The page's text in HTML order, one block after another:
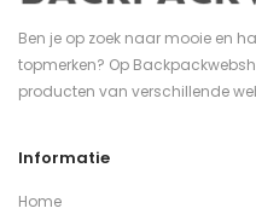
Ben je op zoek naar mooie en
topmerken? Op
producten van verschillende
Informatie
Home